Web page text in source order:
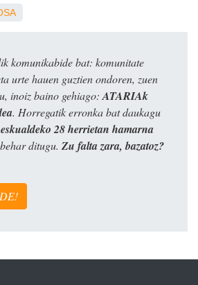
komunikabide bat: komunitate
urte hauen guztien ondoren, zuen
inoiz baino gehiago: ATARIAk
. Horregatik erronka bat daukagu
28 herrietan hamarna
behar ditugu. Zu falta zara, bazatoz?